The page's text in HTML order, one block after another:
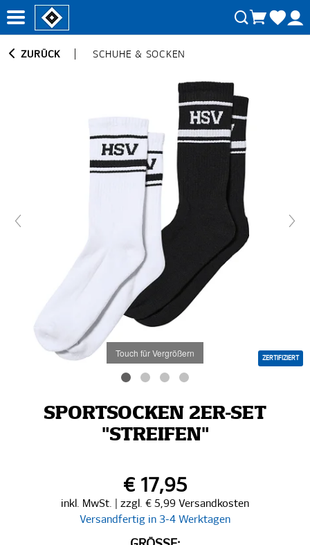
ZURÜCK SCHUHE & SOCKEN
Touch für Vergrößern ZERTIFIZIERT
SPORTSOCKEN 2ER-SET
"STREIFEN"
€ 17,95
inkl. MwSt. | zzgl. € 5,99 Versandkosten
Versandfertig in 3-4 Werktagen